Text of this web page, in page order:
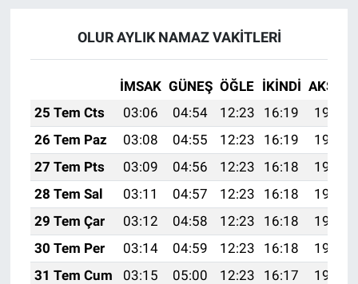
OLUR AYLIK NAMAZ VAKITLERI
İMSAK GÜNEŞ ÖĞLE İKINDI AKŞAM
25 Tem Cts
03:06 04:54 12:23 16:19
19:42
26 Tem Paz
03:08 04:55 12:23 16:19
19:41
27 Tem Pts
03:09 04:56 12:23 16:18
19:40
28 Tem Sal
03:11 04:57 12:23 16:18
19:39
29 Tem Çar
03:12 04:58 12:23 16:18
19:38
30 Tem Per
03:14 04:59 12:23 16:18
19:37
31 Tem Cum
03:15 05:00 12:23 16:17
19:36